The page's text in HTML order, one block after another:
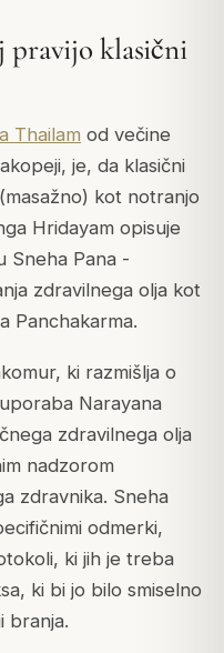
pravijo klasični
Thailam od večine
je, da klasični
kot notranjo
Hridayam opisuje
Sneha Pana -
zdravilnega olja kot
Panchakarma.
ki razmišlja o
Narayana
zdravilnega olja
nadzorom
zdravnika. Sneha
odmerki,
ki jih je treba
ki bi jo bilo smiselno
branja.